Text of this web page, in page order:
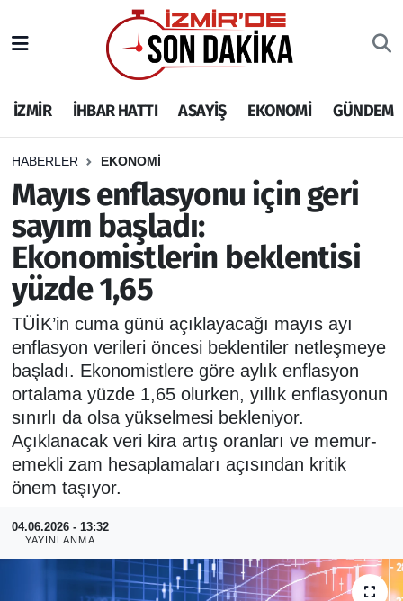
İZMİR İHBAR HATTI ASAYİŞ EKONOMİ GÜNDEM
HABERLER EKONOMİ
Mayıs enflasyonu için geri
sayım başladı:
Ekonomistlerin beklentisi
yüzde 1,65
TÜİK’in cuma günü açıklayacağı mayıs ayı
enflasyon verileri öncesi beklentiler netleşmeye
başladı. Ekonomistlere göre aylık enflasyon
ortalama yüzde 1,65 olurken, yıllık enflasyonun
sınırlı da olsa yükselmesi bekleniyor.
Açıklanacak veri kira artış oranları ve memur-
emekli zam hesaplamaları açısından kritik
önem taşıyor.
04.06.2026 - 13:32
YAYINLANMA
İHBAR HATTI
DEPREM
GENEL
EKONOMİ
SİYASET
SPOR
ASAYİŞ
RESMİ REKLAM
İzmir Nöbetçi Eczaneler
İzmir Hava Durumu
İzmir Namaz Vakitleri
İzmir Trafik Yoğunluk Haritası
Puan Durumu ve Fikstür
Tüm Manşetler
Son Dakika Haberleri
Haber Arşivi